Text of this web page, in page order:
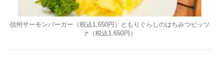
信州サーモンバーガー（税込1,650円）ともりぐらしのはちみつピッツ
ァ（税込1,650円）